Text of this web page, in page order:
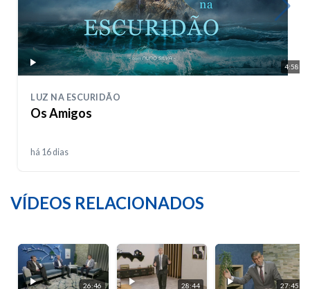
4:58
LUZ NA ESCURIDÃO
Os Amigos
há 16 dias
VÍDEOS RELACIONADOS
26:46 28:44 27:45